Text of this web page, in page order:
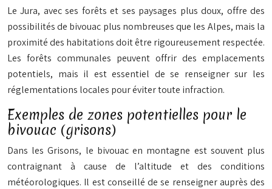
Le Jura, avec ses forêts et ses paysages plus doux, offre des
possibilités de bivouac plus nombreuses que les Alpes, mais la
proximité des habitations doit être rigoureusement respectée.
Les forêts communales peuvent offrir des emplacements
potentiels, mais il est essentiel de se renseigner sur les
réglementations locales pour éviter toute infraction.
Exemples de zones potentielles pour le
bivouac (grisons)
Dans les Grisons, le bivouac en montagne est souvent plus
contraignant à cause de l’altitude et des conditions
météorologiques. Il est conseillé de se renseigner auprès des